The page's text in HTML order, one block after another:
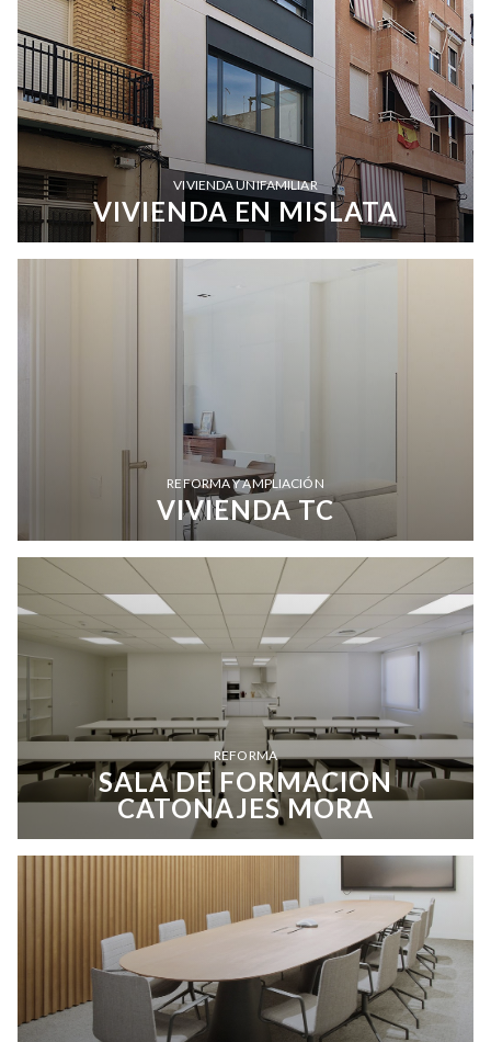
VIVIENDA UNIFAMILIAR
VIVIENDA EN MISLATA
REFORMA Y AMPLIACIÓN
VIVIENDA TC
REFORMA
SALA DE FORMACION
CATONAJES MORA